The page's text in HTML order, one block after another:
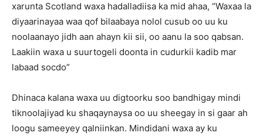
xarunta Scotland waxa hadalladiisa ka mid ahaa, “Waxaa la
diyaarinayaa waa qof bilaabaya nolol cusub oo uu ku
noolaanayo jidh aan ahayn kii sii, oo aanu la soo qabsan.
Laakiin waxa u suurtogeli doonta in cudurkii kadib mar
labaad socdo”
Dhinaca kalana waxa uu digtoorku soo bandhigay mindi
tiknoolajiyad ku shaqaynaysa oo uu sheegay in si gaar ah
loogu sameeyey qalniinkan. Mindidani waxa ay ku